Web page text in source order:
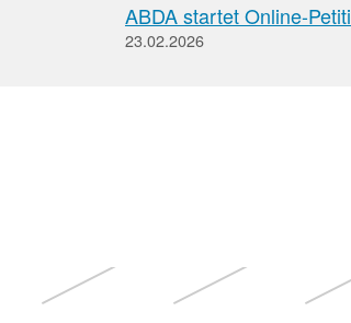
ABDA startet Online-
23.02.2026